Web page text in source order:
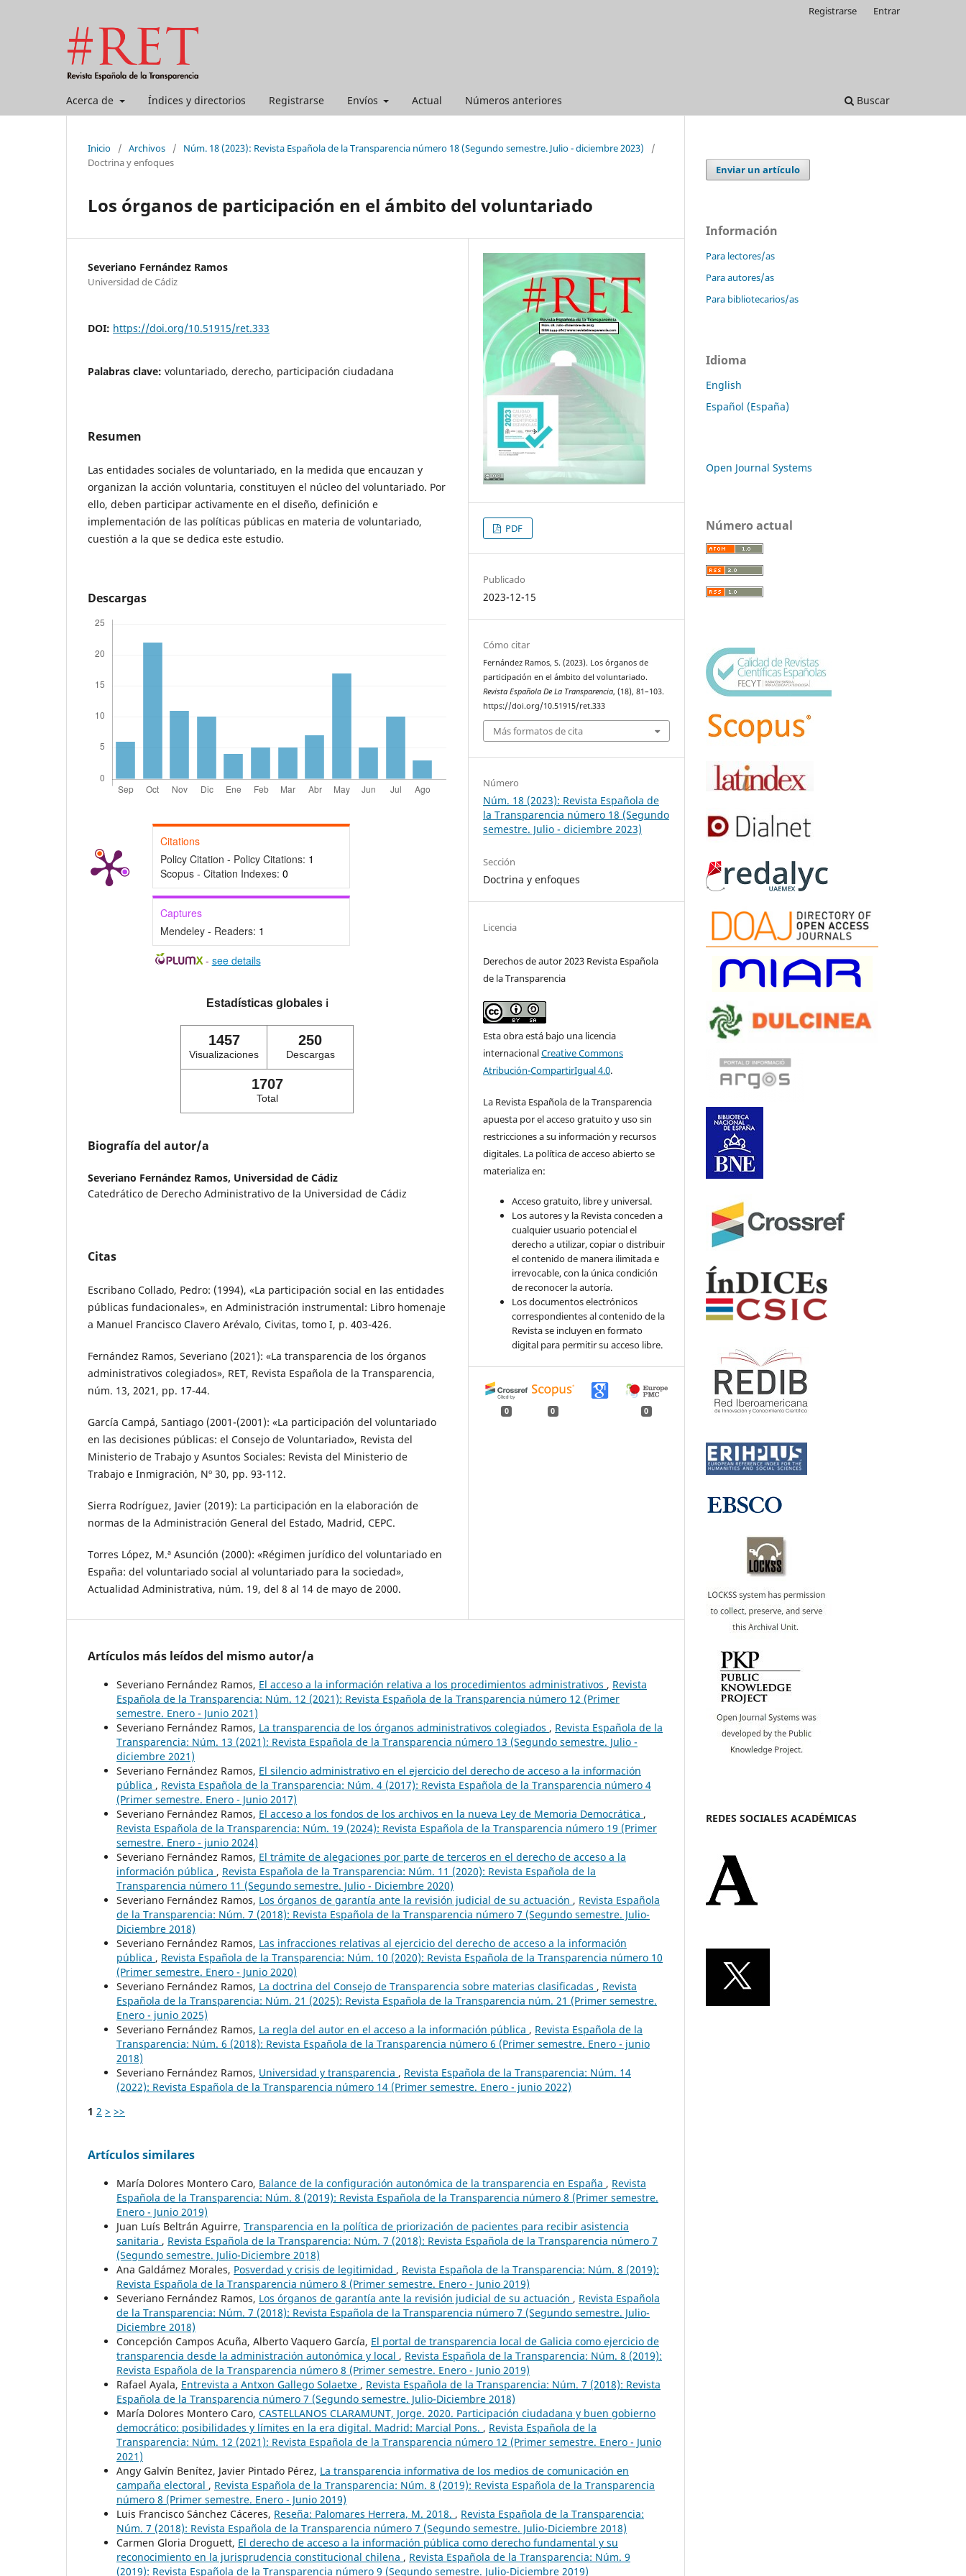
Acerca de Índices y directorios Registrarse Envíos Actual Números anteriores Buscar
Registrarse Entrar
Inicio / Archivos / Núm. 18 (2023): Revista Española de la Transparencia número 18 (Segundo semestre. Julio - diciembre 2023)
/
Doctrina y enfoques
Los órganos de participación en el ámbito del voluntariado
Severiano Fernández Ramos
Universidad de Cádiz
DOI: https://doi.org/10.51915/ret.333
Palabras clave: voluntariado, derecho, participación ciudadana
Resumen
Las entidades sociales de voluntariado, en la medida que encauzan y
organizan la acción voluntaria, constituyen el núcleo del voluntariado. Por
ello, deben participar activamente en el diseño, definición e
implementación de las políticas públicas en materia de voluntariado,
cuestión a la que se dedica este estudio.
Descargas
Citations
Policy Citation - Policy Citations: 1
Scopus - Citation Indexes: 0
Captures
Mendeley - Readers: 1
- see details
Estadísticas globales ℹ️
1457
Visualizaciones
250
Descargas
1707
Total
Biografía del autor/a
Severiano Fernández Ramos, Universidad de Cádiz
Catedrático de Derecho Administrativo de la Universidad de Cádiz
Citas
Escribano Collado, Pedro: (1994), «La participación social en las entidades
públicas fundacionales», en Administración instrumental: Libro homenaje
a Manuel Francisco Clavero Arévalo, Civitas, tomo I, p. 403-426.
Fernández Ramos, Severiano (2021): «La transparencia de los órganos
administrativos colegiados», RET, Revista Española de la Transparencia,
núm. 13, 2021, pp. 17-44.
García Campá, Santiago (2001-(2001): «La participación del voluntariado
en las decisiones públicas: el Consejo de Voluntariado», Revista del
Ministerio de Trabajo y Asuntos Sociales: Revista del Ministerio de
Trabajo e Inmigración, Nº 30, pp. 93-112.
Sierra Rodríguez, Javier (2019): La participación en la elaboración de
normas de la Administración General del Estado, Madrid, CEPC.
Torres López, M.ª Asunción (2000): «Régimen jurídico del voluntariado en
España: del voluntariado social al voluntariado para la sociedad»,
Actualidad Administrativa, núm. 19, del 8 al 14 de mayo de 2000.
PDF
Publicado
2023-12-15
Cómo citar
Fernández Ramos, S. (2023). Los órganos de
participación en el ámbito del voluntariado.
Revista Española De La Transparencia, (18), 81–103.
https://doi.org/10.51915/ret.333
Más formatos de cita
Número
Núm. 18 (2023): Revista Española de
la Transparencia número 18 (Segundo
semestre. Julio - diciembre 2023)
Sección
Doctrina y enfoques
Licencia
Derechos de autor 2023 Revista Española
de la Transparencia
Esta obra está bajo una licencia
internacionalCreative Commons
Atribución-CompartirIgual 4.0.
La Revista Española de la Transparencia
apuesta por el acceso gratuito y uso sin
restricciones a su información y recursos
digitales. La política de acceso abierto se
materializa en:
Acceso gratuito, libre y universal.
Los autores y la Revista conceden a
cualquier usuario potencial el
derecho a utilizar, copiar o distribuir
el contenido de manera ilimitada e
irrevocable, con la única condición
de reconocer la autoría.
Los documentos electrónicos
correspondientes al contenido de la
Revista se incluyen en formato
digital para permitir su acceso libre.
0 0 0
Artículos más leídos del mismo autor/a
Severiano Fernández Ramos, El acceso a la información relativa a los procedimientos administrativos , Revista
Española de la Transparencia: Núm. 12 (2021): Revista Española de la Transparencia número 12 (Primer
semestre. Enero - Junio 2021)
Severiano Fernández Ramos, La transparencia de los órganos administrativos colegiados , Revista Española de la
Transparencia: Núm. 13 (2021): Revista Española de la Transparencia número 13 (Segundo semestre. Julio -
diciembre 2021)
Severiano Fernández Ramos, El silencio administrativo en el ejercicio del derecho de acceso a la información
pública , Revista Española de la Transparencia: Núm. 4 (2017): Revista Española de la Transparencia número 4
(Primer semestre. Enero - Junio 2017)
Severiano Fernández Ramos, El acceso a los fondos de los archivos en la nueva Ley de Memoria Democrática ,
Revista Española de la Transparencia: Núm. 19 (2024): Revista Española de la Transparencia número 19 (Primer
semestre. Enero - junio 2024)
Severiano Fernández Ramos, El trámite de alegaciones por parte de terceros en el derecho de acceso a la
información pública , Revista Española de la Transparencia: Núm. 11 (2020): Revista Española de la
Transparencia número 11 (Segundo semestre. Julio - Diciembre 2020)
Severiano Fernández Ramos, Los órganos de garantía ante la revisión judicial de su actuación , Revista Española
de la Transparencia: Núm. 7 (2018): Revista Española de la Transparencia número 7 (Segundo semestre. Julio-
Diciembre 2018)
Severiano Fernández Ramos, Las infracciones relativas al ejercicio del derecho de acceso a la información
pública , Revista Española de la Transparencia: Núm. 10 (2020): Revista Española de la Transparencia número 10
(Primer semestre. Enero - Junio 2020)
Severiano Fernández Ramos, La doctrina del Consejo de Transparencia sobre materias clasificadas , Revista
Española de la Transparencia: Núm. 21 (2025): Revista Española de la Transparencia núm. 21 (Primer semestre.
Enero - junio 2025)
Severiano Fernández Ramos, La regla del autor en el acceso a la información pública , Revista Española de la
Transparencia: Núm. 6 (2018): Revista Española de la Transparencia número 6 (Primer semestre. Enero - junio
2018)
Severiano Fernández Ramos, Universidad y transparencia , Revista Española de la Transparencia: Núm. 14
(2022): Revista Española de la Transparencia número 14 (Primer semestre. Enero - junio 2022)
1 2 > >>
Artículos similares
María Dolores Montero Caro, Balance de la configuración autonómica de la transparencia en España , Revista
Española de la Transparencia: Núm. 8 (2019): Revista Española de la Transparencia número 8 (Primer semestre.
Enero - Junio 2019)
Juan Luís Beltrán Aguirre, Transparencia en la política de priorización de pacientes para recibir asistencia
sanitaria , Revista Española de la Transparencia: Núm. 7 (2018): Revista Española de la Transparencia número 7
(Segundo semestre. Julio-Diciembre 2018)
Ana Galdámez Morales, Posverdad y crisis de legitimidad , Revista Española de la Transparencia: Núm. 8 (2019):
Revista Española de la Transparencia número 8 (Primer semestre. Enero - Junio 2019)
Severiano Fernández Ramos, Los órganos de garantía ante la revisión judicial de su actuación , Revista Española
de la Transparencia: Núm. 7 (2018): Revista Española de la Transparencia número 7 (Segundo semestre. Julio-
Diciembre 2018)
Concepción Campos Acuña, Alberto Vaquero García, El portal de transparencia local de Galicia como ejercicio de
transparencia desde la administración autonómica y local , Revista Española de la Transparencia: Núm. 8 (2019):
Revista Española de la Transparencia número 8 (Primer semestre. Enero - Junio 2019)
Rafael Ayala, Entrevista a Antxon Gallego Solaetxe , Revista Española de la Transparencia: Núm. 7 (2018): Revista
Española de la Transparencia número 7 (Segundo semestre. Julio-Diciembre 2018)
María Dolores Montero Caro, CASTELLANOS CLARAMUNT, Jorge. 2020. Participación ciudadana y buen gobierno
democrático: posibilidades y límites en la era digital. Madrid: Marcial Pons. , Revista Española de la
Transparencia: Núm. 12 (2021): Revista Española de la Transparencia número 12 (Primer semestre. Enero - Junio
2021)
Angy Galvín Benítez, Javier Pintado Pérez, La transparencia informativa de los medios de comunicación en
campaña electoral , Revista Española de la Transparencia: Núm. 8 (2019): Revista Española de la Transparencia
número 8 (Primer semestre. Enero - Junio 2019)
Luis Francisco Sánchez Cáceres, Reseña: Palomares Herrera, M. 2018. , Revista Española de la Transparencia:
Núm. 7 (2018): Revista Española de la Transparencia número 7 (Segundo semestre. Julio-Diciembre 2018)
Carmen Gloria Droguett, El derecho de acceso a la información pública como derecho fundamental y su
reconocimiento en la jurisprudencia constitucional chilena , Revista Española de la Transparencia: Núm. 9
(2019): Revista Española de la Transparencia número 9 (Segundo semestre. Julio-Diciembre 2019)
Enviar un artículo
Información
Para lectores/as
Para autores/as
Para bibliotecarios/as
Idioma
English
Español (España)
Open Journal Systems
Número actual
REDES SOCIALES ACADÉMICAS